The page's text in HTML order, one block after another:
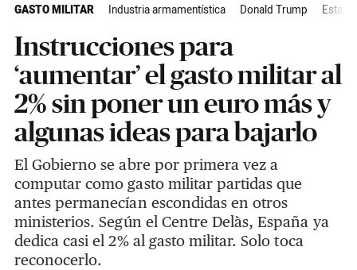
GASTO MILITAR Industria armamentística Donald Trump
Instrucciones para
‘aumentar’ el gasto militar al
2% sin poner un euro más y
algunas ideas para bajarlo
El Gobierno se abre por primera vez a
computar como gasto militar partidas que
antes permanecían escondidas en otros
ministerios. Según el Centre Delàs, España ya
dedica casi el 2% al gasto militar. Solo toca
reconocerlo.